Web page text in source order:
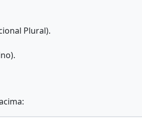
Plural).